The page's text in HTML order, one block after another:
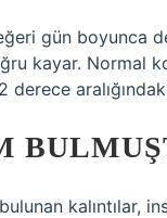
gün
kayar. Normal
derece
kalıntılar,